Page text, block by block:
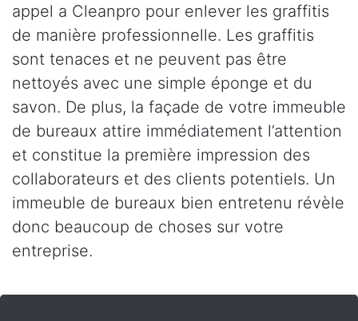
appel a Cleanpro pour enlever les graffitis
de manière professionnelle. Les graffitis
sont tenaces et ne peuvent pas être
nettoyés avec une simple éponge et du
savon. De plus, la façade de votre immeuble
de bureaux attire immédiatement l’attention
et constitue la première impression des
collaborateurs et des clients potentiels. Un
immeuble de bureaux bien entretenu révèle
donc beaucoup de choses sur votre
entreprise.